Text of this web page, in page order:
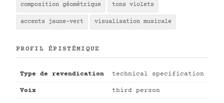
composition géométrique tons violets
accents jaune-vert visualisation musicale
PROFIL ÉPISTÉMIQUE
Type de revendication technical specification
Voix third person